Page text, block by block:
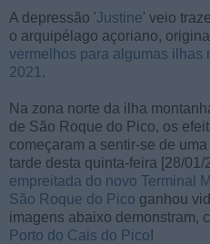
A depressão 'Justine' veio
o arquipélago açoriano,
vermelhos para algumas ilhas
2021 .
Na zona norte da ilha
de São Roque do Pico, os
começaram a sentir-se de
tarde desta quinta-feira [28/01/
empreitada do novo Terminal
São Roque do Pico ganhou
imagens abaixo demonstram,
Porto do Cais do Pico!